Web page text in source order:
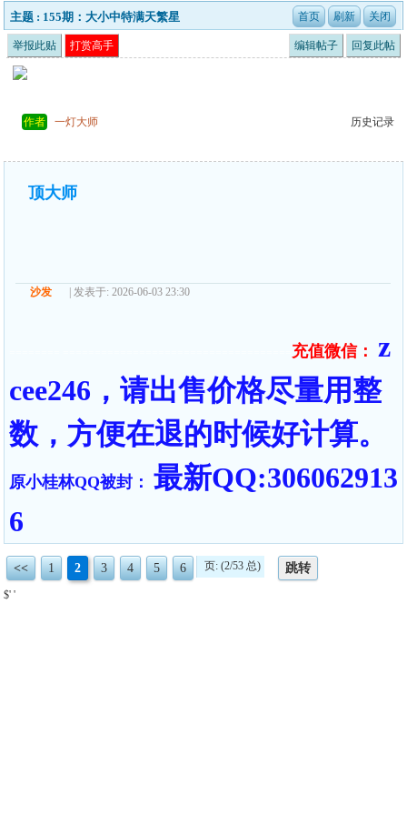
主题 : 155期：大小中特满天繁星
举报此贴 打赏高手 编辑帖子 回复此帖
作者 一灯大师 历史记录
顶大师
沙发 | 发表于: 2026-06-03 23:30
充值微信：
z
cee246，请出售价格尽量用整
数，方便在退的时候好计算。
原小桂林QQ被封： 最新QQ:306062913
6
<< 1 2 3 4 5 6 页: (2/53 总) 跳转
$' '